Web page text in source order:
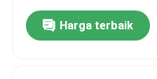
Harga terbaik